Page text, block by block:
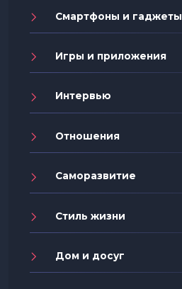
Смартфоны и гаджеты
Игры и приложения
Интервью
Отношения
Саморазвитие
Стиль жизни
Дом и досуг